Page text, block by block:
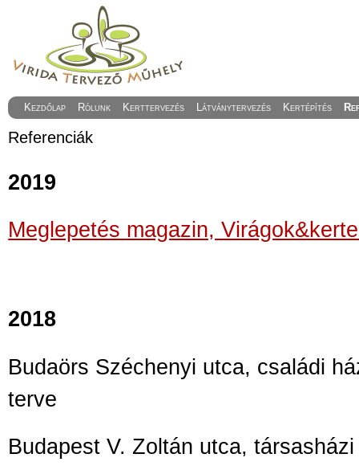
Kezdőlap Rólunk Kerttervezés Látványtervezés Kertépítés
Referenciák
2019
Meglepetés magazin,
2018
Budaörs Széchenyi utca, családi
terve
Budapest V. Zoltán utca,